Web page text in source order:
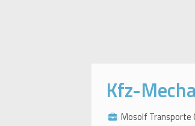
Kfz-
Mosolf Transporte